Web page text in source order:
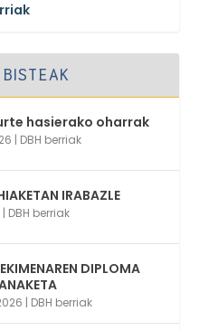
hasierako oharrak
| DBH berriak
IRABAZLE
| DBH berriak
DIPLOMA
| DBH berriak